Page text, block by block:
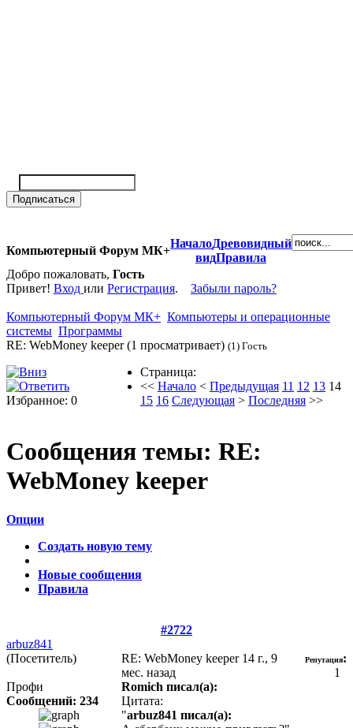
Компьютерный Форум МК+
НачалоДревовидный
видПравила
Добро пожаловать, Гость
Привет! Вход или Регистрация. Забыли пароль?
Компьютерный Форум МК+ Компьютеры и операционные
системы Программы
RE: WebMoney keeper (1 просматривает) (1) Гость
Избранное: 0
Страница:
<< Начало < Предыдущая 11 12 13 14
15 16 Следующая > Последняя >>
Сообщения темы: RE:
WebMoney keeper
Опции
Создать новую тему
Новые сообщения
Правила
#2722
arbuz841
(Посетитель)
Профи
Сообщений: 234
RE: WebMoney keeper 14 г., 9
мес. назад
Репутация:
1
Romich писал(а):
Цитата:
"arbuz841 писал(а):